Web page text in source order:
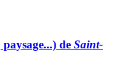
de Saint-